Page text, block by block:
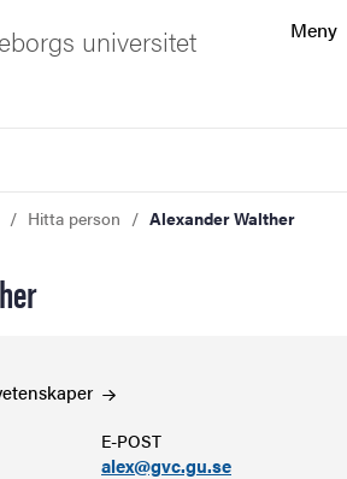
Meny
universitet
Hitta person Alexander Walther
E-POST
alex@gvc.gu.se